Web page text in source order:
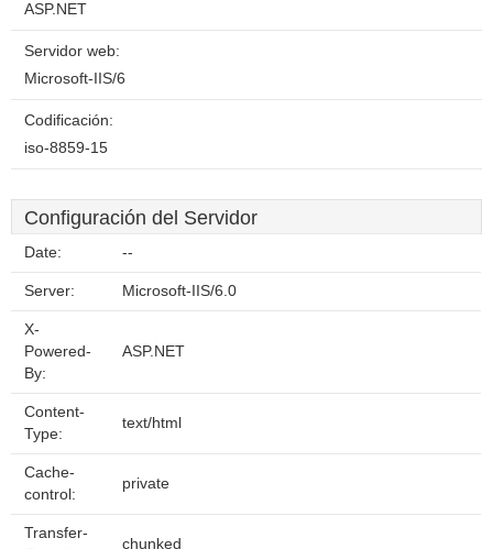
ASP.NET
Servidor web:
Microsoft-IIS/6
Codificación:
iso-8859-15
Configuración del Servidor
Date: --
Server: Microsoft-IIS/6.0
X-
Powered-
By:
ASP.NET
Content-
Type:
text/html
Cache-
control:
private
Transfer-
chunked